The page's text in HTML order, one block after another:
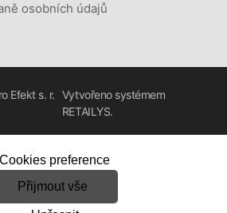
osobních údajů
Efekt s. r. Vytvořeno systémem
RETAILYS.
Cookies preference
Přijmout vše